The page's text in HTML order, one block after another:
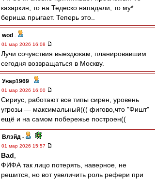
казаркин, то на Тедеско нападали, то му*
бериша прыгает. Теперь это..
wod -
01 мар 2026 16:08
Лучи сочувствия выездюкам, планировавшим
сегодня возвращаться в Москву.
Увар1969 -
01 мар 2026 16:00
Сириус, работают все типы сирен, уровень
угрозы — максимальный((( фигово,что "Фишт"
ещё и на самом побережье построен((
Влэйд -
01 мар 2026 15:57
Bad
ФИФА так лицо потерять, наверное, не
решится, но вот увеличить роль рефери при